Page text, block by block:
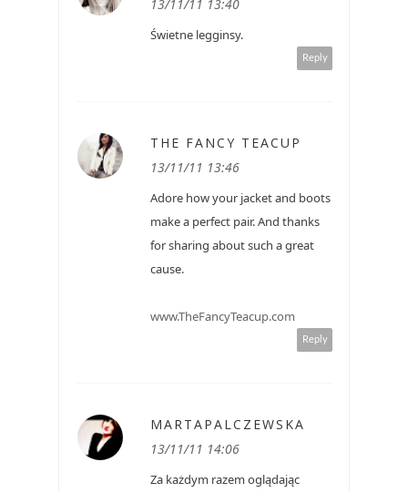
13/11/11 13:40
Świetne legginsy.
Reply
THE FANCY TEACUP
13/11/11 13:46
Adore how your jacket and boots
make a perfect pair. And thanks
for sharing about such a great
cause.
www.TheFancyTeacup.com
Reply
MARTAPALCZEWSKA
13/11/11 14:06
Za każdym razem oglądając